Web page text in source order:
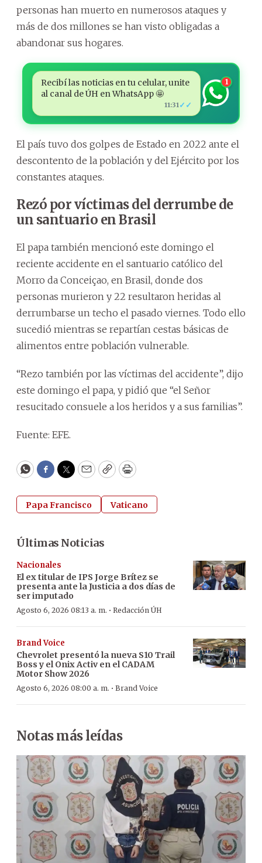
personas han muerto en numerosos ataques y
más de dos millones se han visto obligadas a
abandonar sus hogares.
Recibí las noticias en tu celular, unite
al canal de ÚH en WhatsApp 🤩
11:31 ✓✓
1
El país tuvo dos golpes de Estado en 2022 ante el
descontento de la población y del Ejército por los
constantes ataques.
Rezó por víctimas del derrumbe de
un santuario en Brasil
El papa también mencionó este domingo el
reciente accidente en el santuario católico del
Morro da Conceiçao, en Brasil, donde dos
personas murieron y 22 resultaron heridas al
derrumbarse un techo el pasado viernes. Todo ello
sucedió mientras se repartían cestas básicas de
alimentos entre población vulnerable.
“Rezo también por las víctimas del accidente”, dijo
este domingo el papa, y pidió que “el Señor
resucitado consuele a los heridos y a sus familias”.
Fuente: EFE.
WhatsApp
Facebook
Twitter
EmailCopyPrint
Papa Francisco Vaticano
Últimas Noticias
Nacionales
El ex titular de IPS Jorge Brítez se
presenta ante la Justicia a dos días de
ser imputado
Agosto 6, 2026 08:13 a. m. · Redacción ÚH
Brand Voice
Chevrolet presentó la nueva S10 Trail
Boss y el Onix Activ en el CADAM
Motor Show 2026
Agosto 6, 2026 08:00 a. m. · Brand Voice
Notas más leídas